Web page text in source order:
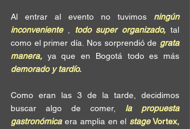
Al entrar al evento no tuvimos ningún
inconveniente , todo super organizado, tal
como el primer día. Nos sorprendió de grata
manera,
demorado y tardío.
Como eran las 3 de la tarde, decidimos
buscar algo de comer, la propuesta
gastronómica era amplia en el stage Vortex,